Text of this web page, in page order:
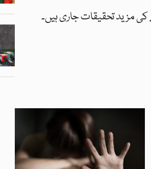
مزید تحقیقات جاری ہیں۔